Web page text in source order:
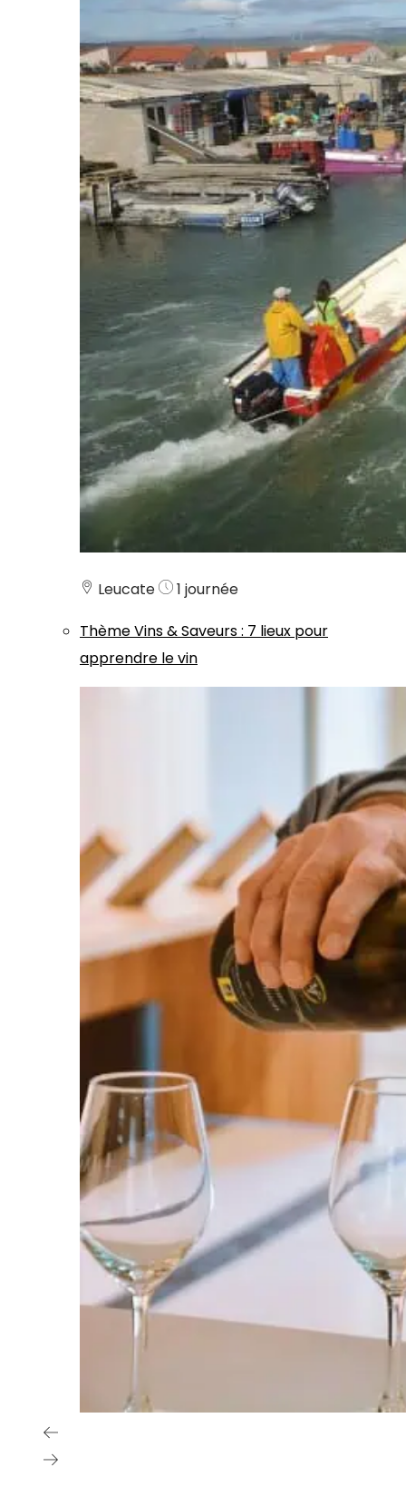
Leucate
1 journée
ThèmeVins & Saveurs: 7 lieux pour
apprendre le vin